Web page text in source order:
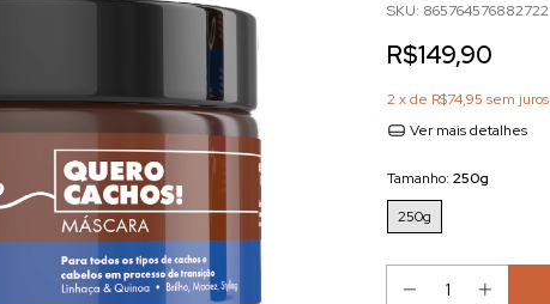
SKU: 865764576882722
R$149,90
2 x de R$74,95 sem juros
Ver mais detalhes
Tamanho: 250g
250g